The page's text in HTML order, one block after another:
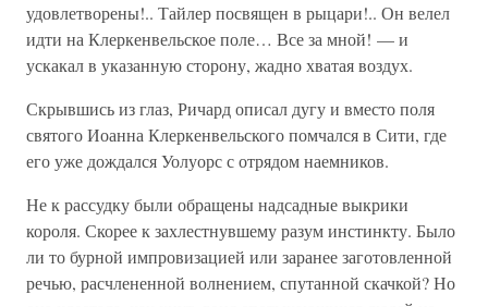
удовлетворены!.. Тайлер посвящен в рыцари!.. Он велел
идти на Клеркенвельское поле… Все за мной! — и
ускакал в указанную сторону, жадно хватая воздух.
Скрывшись из глаз, Ричард описал дугу и вместо поля
святого Иоанна Клеркенвельского помчался в Сити, где
его уже дождался Уолуорс с отрядом наемников.
Не к рассудку были обращены надсадные выкрики
короля. Скорее к захлестнувшему разум инстинкту. Было
ли то бурной импровизацией или заранее заготовленной
речью, расчлененной волнением, спутанной скачкой? Но